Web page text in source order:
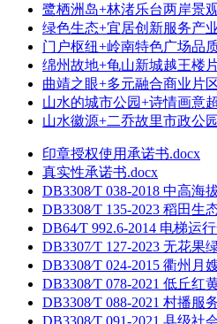
鹭栖洲岛+林渚乐台两岸景
绿色生态+宜居创新服务产
门户枢纽+岭南特色广场品
绵州故地+龟山新城越王楼
曲靖之眼+多元融合商业片
山水的城市公园+诗情画意
山水徽源+二乔故里市政公
印章授权使用承诺书.docx
真实性承诺书.docx
DB3308∕T 038-2018 中高
DB3308∕T 135-2023 稻田生
DB64∕T 992.6-2014 电梯运
DB3307∕T 127-2023 无花
DB3308∕T 024-2015 衢州月
DB3308∕T 078-2021 低丘
DB3308∕T 088-2021 村播服